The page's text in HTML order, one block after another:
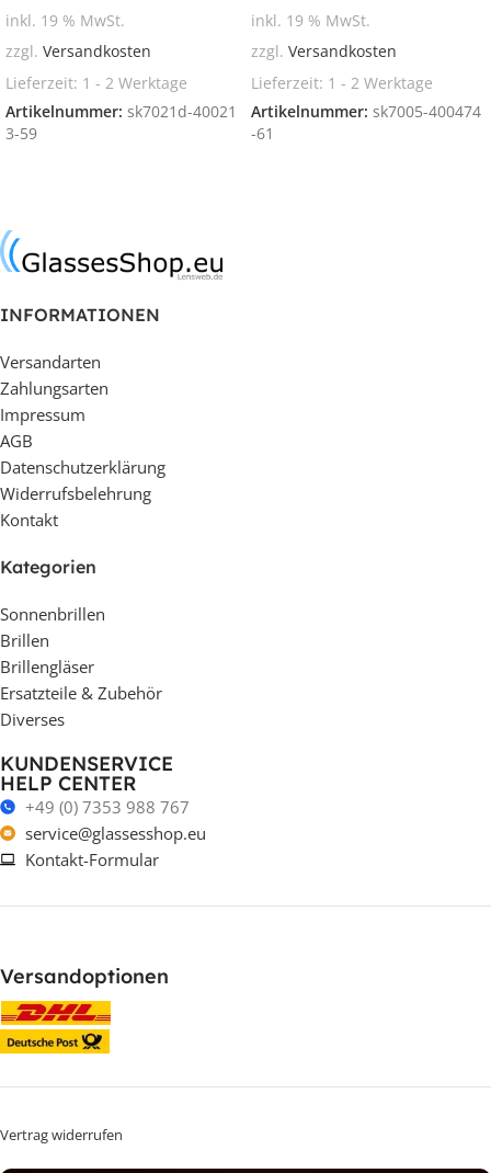
inkl. 19 % MwSt.
zzgl. Versandkosten
Lieferzeit: 1 - 2 Werktage
Artikelnummer: sk7021d-40021
3-59
inkl. 19 % MwSt.
zzgl. Versandkosten
Lieferzeit: 1 - 2 Werktage
Artikelnummer: sk7005-400474
-61
INFORMATIONEN
Versandarten
Zahlungsarten
Impressum
AGB
Datenschutzerklärung
Widerrufsbelehrung
Kontakt
Kategorien
Sonnenbrillen
Brillen
Brillengläser
Ersatzteile & Zubehör
Diverses
KUNDENSERVICE
HELP CENTER
+49 (0) 7353 988 767
service@glassesshop.eu
Kontakt-Formular
Versandoptionen
Vertrag widerrufen